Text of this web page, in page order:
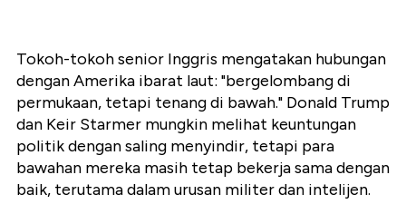
Tokoh-tokoh senior Inggris mengatakan hubungan
dengan Amerika ibarat laut: "bergelombang di
permukaan, tetapi tenang di bawah." Donald Trump
dan Keir Starmer mungkin melihat keuntungan
politik dengan saling menyindir, tetapi para
bawahan mereka masih tetap bekerja sama dengan
baik, terutama dalam urusan militer dan intelijen.